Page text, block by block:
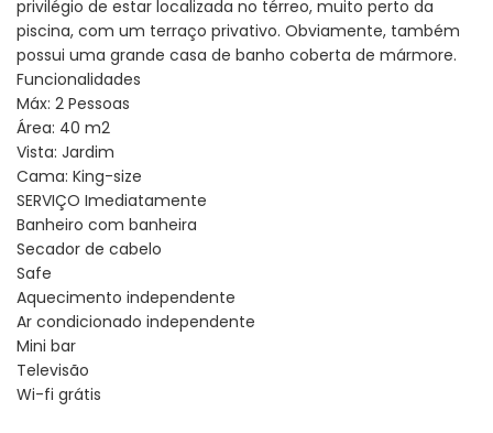
privilégio de estar localizada no térreo, muito perto da
piscina, com um terraço privativo. Obviamente, também
possui uma grande casa de banho coberta de mármore.
Funcionalidades
Máx: 2 Pessoas
Área: 40 m2
Vista: Jardim
Cama: King-size
SERVIÇO Imediatamente
Banheiro com banheira
Secador de cabelo
Safe
Aquecimento independente
Ar condicionado independente
Mini bar
Televisão
Wi-fi grátis